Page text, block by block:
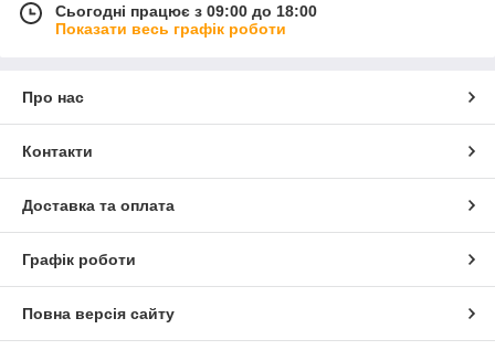
Сьогодні працює з 09:00 до 18:00
Показати весь графік роботи
Про нас
Контакти
Доставка та оплата
Графік роботи
Повна версія сайту